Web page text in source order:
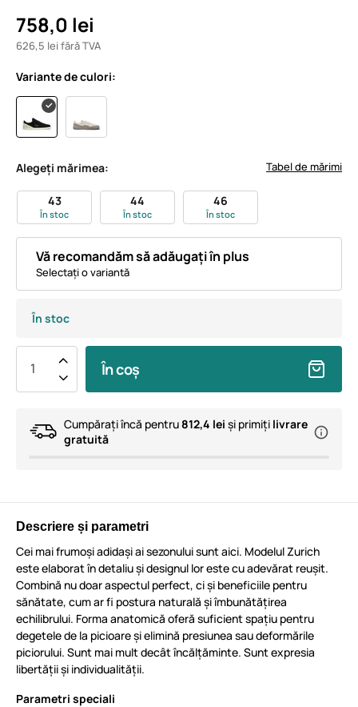
758,0 lei
626,5 lei fără TVA
Variante de culori:
Tabel de mărimi
Alegeți mărimea:
43
În stoc
44
În stoc
46
În stoc
Vă recomandăm să adăugați în plus
Selectați o variantă
În stoc
În coș
Cumpărați încă pentru 812,4 lei și primiți livrare
gratuită
Descriere și parametri
Cei mai frumoși adidași ai sezonului sunt aici. Modelul Zurich
este elaborat în detaliu și designul lor este cu adevărat reușit.
Combină nu doar aspectul perfect, ci și beneficiile pentru
sănătate, cum ar fi postura naturală și îmbunătățirea
echilibrului. Forma anatomică oferă suficient spațiu pentru
degetele de la picioare și elimină presiunea sau deformările
piciorului. Sunt mai mult decât încălțăminte. Sunt expresia
libertății și individualității.
Parametri speciali